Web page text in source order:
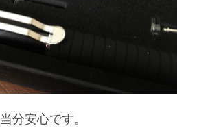
分安心です。